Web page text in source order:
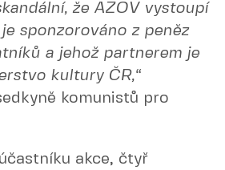
že AZOV vystoupí
sponzorováno z peněz
a jehož partnerem je
kultury ČR,“
komunistů pro
akce, čtyř